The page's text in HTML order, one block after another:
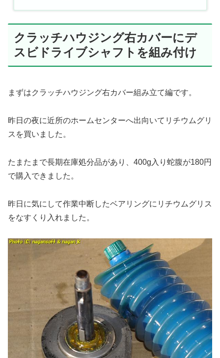
クラッチハウジング右カバーにデ
スビドライブシャフトを組み付け
まずはクラッチハウジング右カバー組み立て編です。
昨日の夜に近所のホームセンターへ出向いてリチウムグリ
スを買いました。
たまたまで長期在庫処分品があり、400g入り蛇腹が180円
で購入できました。
昨日に気にして作業中断したベアリングにリチウムグリス
をなすくり入れました。